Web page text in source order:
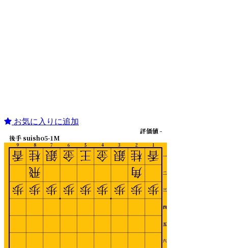
お気に入りに追加
1
2
3
4
5
6
7
8
9
一
二
三
四
五
六
後手 suisho5-1M
評価値 -
香
歩
桂
角
歩
銀
歩
金
歩
王
歩
金
歩
銀
歩
桂
飛
歩
香
歩